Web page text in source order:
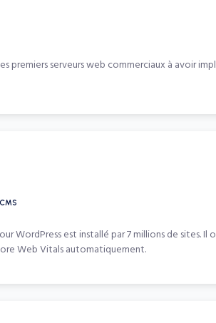
premiers serveurs web commerciaux à avoir
WordPress est installé par 7 millions de
Web Vitals automatiquement.